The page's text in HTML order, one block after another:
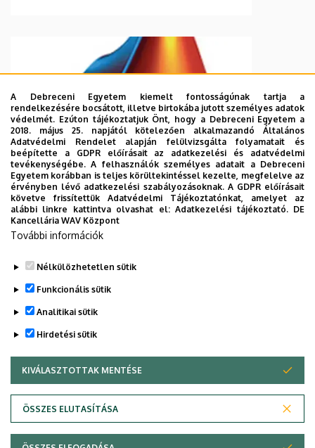
Gépészeti
szerkezetek
modellezése és
Adatvédelem
A Debreceni Egyetem kiemelt fontosságúnak tartja a
rendelkezésére bocsátott, illetve birtokába jutott személyes adatok
védelmét. Ezúton tájékoztatjuk Önt, hogy a Debreceni Egyetem a
2018. május 25. napjától kötelezően alkalmazandó Általános
Adatvédelmi Rendelet alapján felülvizsgálta folyamatait és
beépítette a GDPR előírásait az adatkezelési és adatvédelmi
tevékenységébe. A felhasználók személyes adatait a Debreceni
Egyetem korábban is teljes körültekintéssel kezelte, megfelelve az
érvényben lévő adatkezelési szabályozásoknak. A GDPR előírásait
követve frissítettük Adatvédelmi Tájékoztatónkat, amelyet az
alábbi linkre kattintva olvashat el:Adatkezelési tájékoztató. DE
Kancellária WAV Központ
További információk
Nélkülözhetetlen sütik
Funkcionális sütik
Analitikai sütik
Hirdetési sütik
KIVÁLASZTOTTAK MENTÉSE
ÖSSZES ELUTASÍTÁSA
WITHDRAW CONSENT